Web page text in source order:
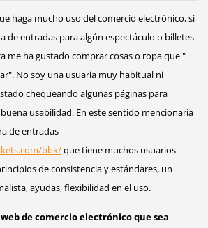
haga mucho uso del comercio electrónico, si
de entradas para algún espectáculo o billetes
me ha gustado comprar cosas o ropa que "
No soy una usuaria muy habitual ni
chequeando algunas páginas para
usabilidad. En este sentido mencionaría
de entradas
bbk/que tiene muchos usuarios
de consistencia y estándares, un
ayudas, flexibilidad en el uso.
de comercio electrónico que sea